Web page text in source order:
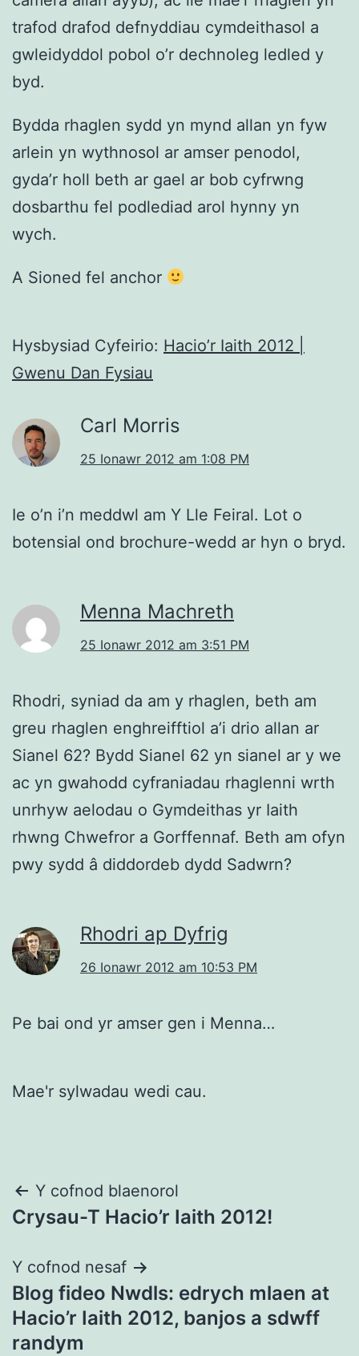
trafod drafod defnyddiau cymdeithasol a
gwleidyddol pobol o’r dechnoleg ledled y
byd.
Bydda rhaglen sydd yn mynd allan yn fyw
arlein yn wythnosol ar amser penodol,
gyda’r holl beth ar gael ar bob cyfrwng
dosbarthu fel podlediad arol hynny yn
wych.
A Sioned fel anchor
Hysbysiad Cyfeirio: Hacio’r Iaith 2012 |
Gwenu Dan Fysiau
Carl Morris
25 Ionawr 2012 am 1:08 PM
Ie o’n i’n meddwl am Y Lle Feiral. Lot o
botensial ond brochure-wedd ar hyn o bryd.
Menna Machreth
25 Ionawr 2012 am 3:51 PM
Rhodri, syniad da am y rhaglen, beth am
greu rhaglen enghreifftiol a’i drio allan ar
Sianel 62? Bydd Sianel 62 yn sianel ar y we
ac yn gwahodd cyfraniadau rhaglenni wrth
unrhyw aelodau o Gymdeithas yr Iaith
rhwng Chwefror a Gorffennaf. Beth am ofyn
pwy sydd â diddordeb dydd Sadwrn?
Rhodri ap Dyfrig
26 Ionawr 2012 am 10:53 PM
Pe bai ond yr amser gen i Menna…
Mae'r sylwadau wedi cau.
Llywio
cofnod
Y cofnod blaenorol
Crysau-T Hacio’r Iaith 2012!
Y cofnod nesaf
Blog fideo Nwdls: edrych mlaen at
Hacio’r Iaith 2012, banjos a sdwff
randym